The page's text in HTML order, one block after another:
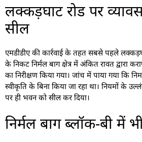
लक्कड़घाट रोड पर
सील
एमडीडीए की कार्रवाई के तहत सबसे पहले
के निकट निर्मल बाग क्षेत्र में अंकित रावत द्वारा
का निरीक्षण किया गया। जांच में पाया गया कि
स्वीकृति के बिना किया जा रहा था। नियमों के
पर ही भवन को सील कर दिया।
निर्मल बाग ब्लॉक-बी में